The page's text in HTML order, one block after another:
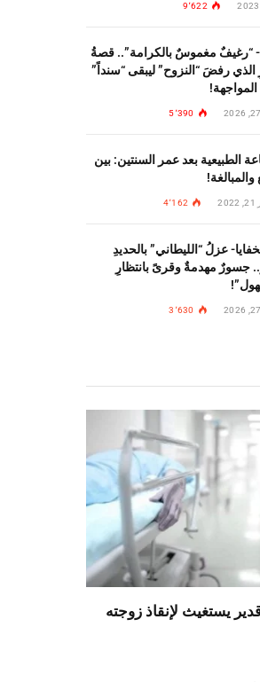
9٬622
مغموسٌ بالكرامة”.. قصةُ
الذي رفضَ “النزوح” ليبقى “سنداً”
5٬390
الطبيعية بعد عمر السنتين: بين
والمبالغة!
4٬162
عزلُ “الليطاني” بالحديدِ
جسورٌ مهدمةٌ وقرىً بانتظارِ
3٬630
يستغيث لإنقاذ زوجته